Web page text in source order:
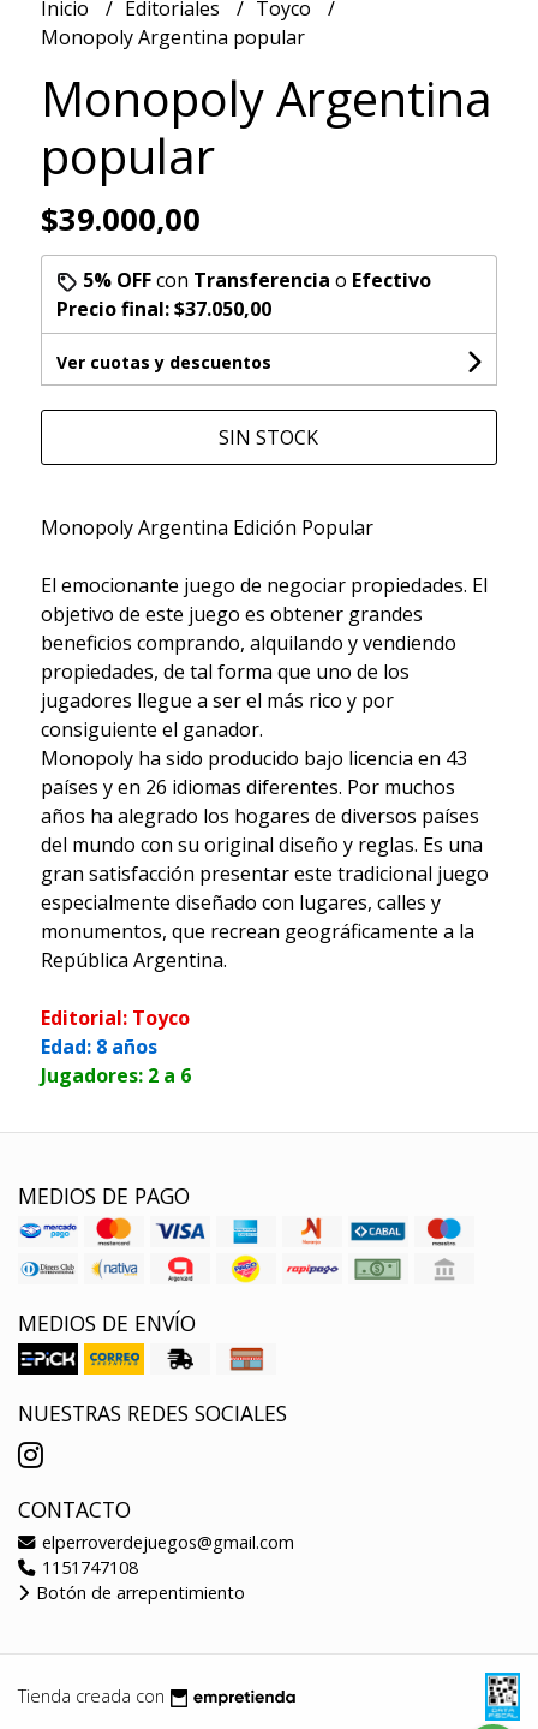
Inicio Editoriales
Toyco
Monopoly Argentina popular
Monopoly Argentina
popular
$39.000,00
5% OFFcon Transferencia o Efectivo
Precio final:$37.050,00
Ver cuotas y descuentos
SIN STOCK
Monopoly Argentina Edición Popular
El emocionante juego de negociar propiedades. El
objetivo de este juego es obtener grandes
beneficios comprando, alquilando y vendiendo
propiedades, de tal forma que uno de los
jugadores llegue a ser el más rico y por
consiguiente el ganador.
Monopoly ha sido producido bajo licencia en 43
países y en 26 idiomas diferentes. Por muchos
años ha alegrado los hogares de diversos países
del mundo con su original diseño y reglas. Es una
gran satisfacción presentar este tradicional juego
especialmente diseñado con lugares, calles y
monumentos, que recrean geográficamente a la
República Argentina.
Editorial: Toyco
Edad: 8 años
Jugadores: 2 a 6
MEDIOS DE PAGO
MEDIOS DE ENVÍO
NUESTRAS REDES SOCIALES
CONTACTO
elperroverdejuegos@gmail.com
1151747108
Botón de arrepentimiento
Tienda creada con